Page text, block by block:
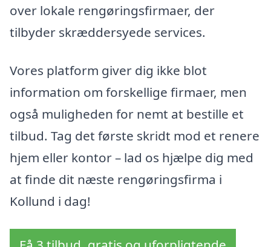
over lokale rengøringsfirmaer, der
tilbyder skræddersyede services.
Vores platform giver dig ikke blot
information om forskellige firmaer, men
også muligheden for nemt at bestille et
tilbud. Tag det første skridt mod et renere
hjem eller kontor – lad os hjælpe dig med
at finde dit næste rengøringsfirma i
Kollund i dag!